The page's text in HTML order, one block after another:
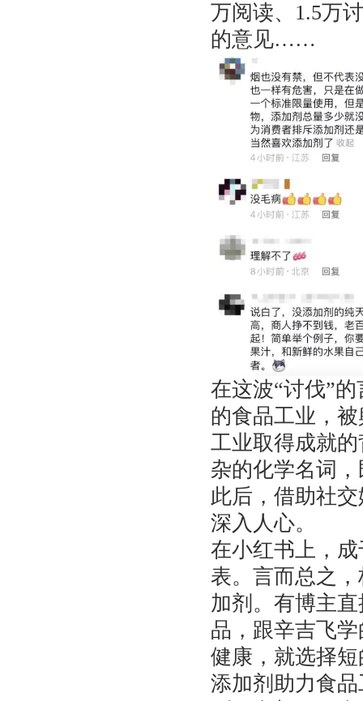
万阅读、1.5万
的意见……
在这波“讨伐”
的食品工业，
工业取得成就
杂的化学名词
此后，借助社
深入人心。
在小红书上，
表。言而总之
加剂。有博主
品，跟辛吉飞
健康，就选择
添加剂助力食